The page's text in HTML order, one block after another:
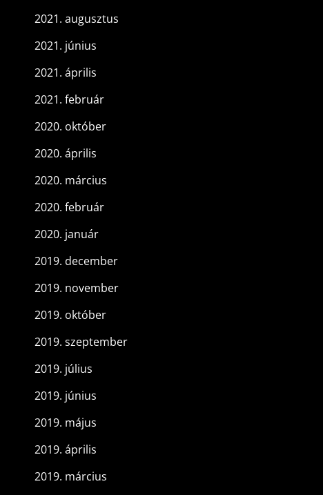
2021. augusztus
2021. június
2021. április
2021. február
2020. október
2020. április
2020. március
2020. február
2020. január
2019. december
2019. november
2019. október
2019. szeptember
2019. július
2019. június
2019. május
2019. április
2019. március